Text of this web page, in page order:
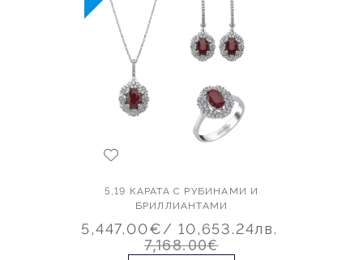
5,19 КАРАТА С РУБИНАМИ И
БРИЛЛИАНТАМИ
5,447.00€/ 10,653.24лв.
7,168.00€